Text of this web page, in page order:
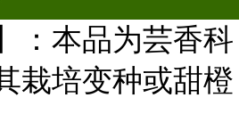
：本品为芸香科
栽培变种或甜橙